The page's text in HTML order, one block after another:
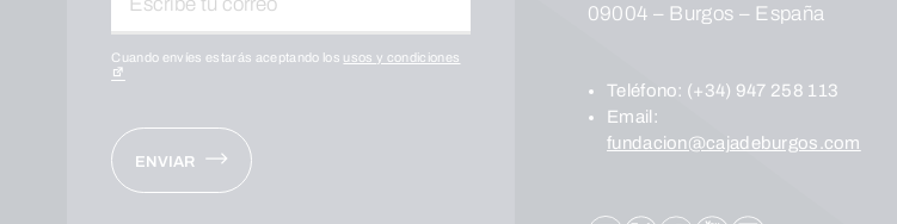
Cuando envíes estarás aceptando los usos y condiciones
ENVIAR
09004 – Burgos – España
Teléfono: (+34) 947 258 113
Email:
fundacion@cajadeburgos.com